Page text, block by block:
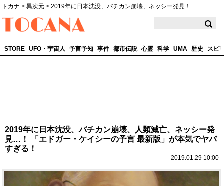
トカナ > 異次元 > 2019年に日本沈没、バチカン崩壊、ネッシー発見！
STORE UFO・宇宙人 予言予知 事件 都市伝説 心霊 科学 UMA 歴史 スピ
2019年に日本沈没、バチカン崩壊、人類滅亡、ネッシー発
見…！ 「エドガー・ケイシーの予言 最新版」が本気でヤバ
すぎる！
2019.01.29 10:00